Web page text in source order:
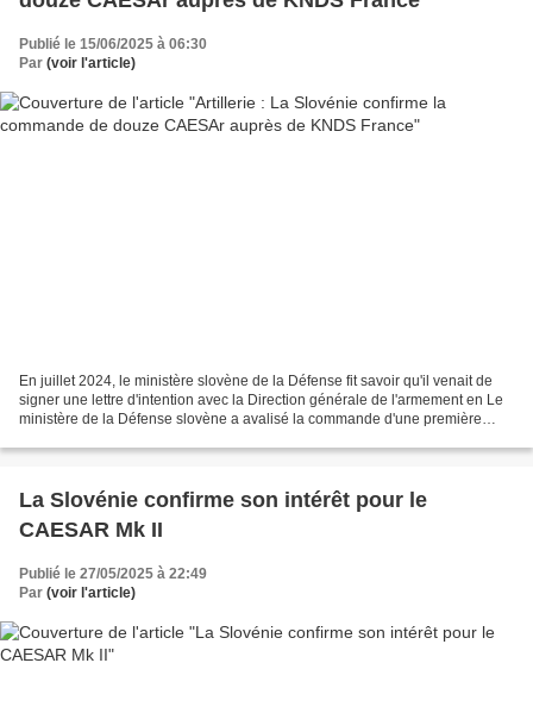
Publié le 15/06/2025 à 06:30
Par (voir l'article)
En juillet 2024, le ministère slovène de la Défense fit savoir qu'il venait de
signer une lettre d'intention avec la Direction générale de l'armement en Le
ministère de la Défense slovène a avalisé la commande d'une première
La Slovénie confirme son intérêt pour le
CAESAR Mk II
Publié le 27/05/2025 à 22:49
Par (voir l'article)